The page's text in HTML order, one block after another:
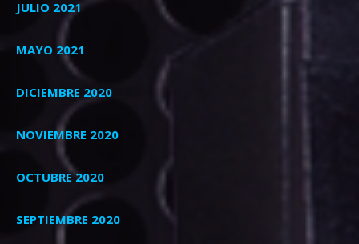
JULIO 2021
MAYO 2021
DICIEMBRE 2020
NOVIEMBRE 2020
OCTUBRE 2020
SEPTIEMBRE 2020